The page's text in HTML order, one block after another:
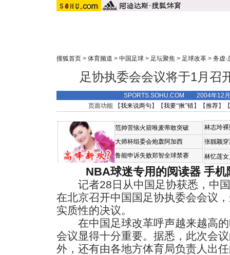
搜狐首页 > 体育频道 > 中国足球 > 足坛聚焦 > 足球改革 > 务虚·
足协执委会会议将于1月召
SPORTS.SOHU.COM 2004年12
页面功能 【我来说两句 】【我要“揪”错】【推荐】
范帅苦恼火箭唯麦蒂敢突破
大师杯组委会炮轰阿加西
鲁能申诉失败郑智全球禁赛
林志玲
张靓颖
林忆莲
NBA球迷专用的阅读器 手机
记者28日从中国足协获悉，中国
在北京召开中国国足协执委会会议
实质性的决议。
在中国足球改革呼声越来越高的
会议显得十分重要。据悉，此次会
外，还有由各地方体育局负责人出